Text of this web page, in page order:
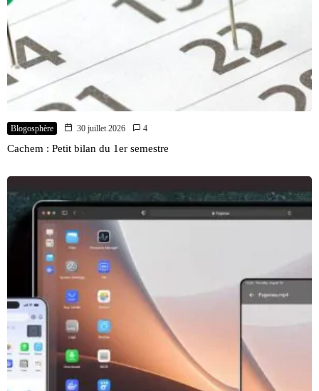
Blogosphère 30 juillet 2026 4
Cachem : Petit bilan du 1er semestre